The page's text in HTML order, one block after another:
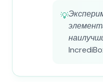
💡